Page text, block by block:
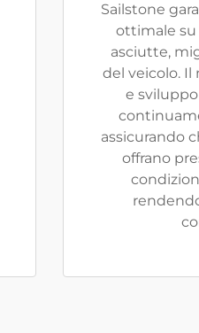
Sailstone
ottimale su
asciutte,
del veicolo. Il
e
assicurando
offrano